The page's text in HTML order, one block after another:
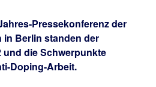
Pressekonferenz der
in Berlin standen der
und die Schwerpunkte
Doping-Arbeit.